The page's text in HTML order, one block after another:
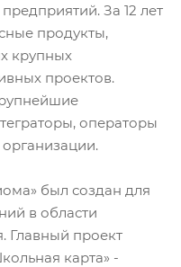
За 12 лет
продукты,
крупных
проектов.
операторы
был создан для
в области
Главный проект
карта» -